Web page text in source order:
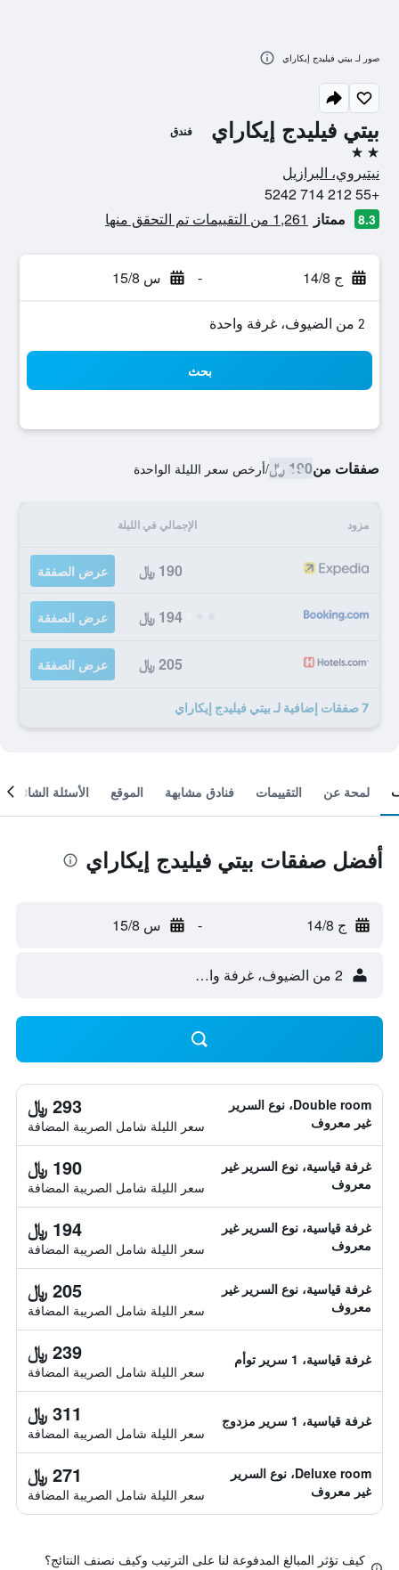
بيتي فيليدج إيكاراي فندق
2 نجمتين
نيتيروي، البرازيل
+55 212 714 5242
8.3 ممتاز 1,261 من التقييمات تم التحقق منها
ج 14/8 - س 15/8
2 من الضيوف، غرفة واحدة
بحث
صفقات من190 ﷼ /أرخص سعر الليلة الواحدة
مزود الإجمالي في الليلة
190 ﷼ عرض الصفقة
194 ﷼ عرض الصفقة
205 ﷼ عرض الصفقة
7 صفقات إضافية لـ بيتي فيليدج إيكاراي
صور لـ بيتي فيليدج إيكاراي
لمحة عن التقييمات فنادق مشابهة الموقع الأسئلة الشائعة
أفضل صفقات بيتي فيليدج إيكاراي
ج 14/8 - س 15/8
2 من الضيوف، غرفة واحدة
Double room، نوع السرير
غير معروف
293 ﷼
سعر الليلة شامل الصريبة المضافة
غرفة قياسية، نوع السرير غير
معروف
190 ﷼
سعر الليلة شامل الصريبة المضافة
غرفة قياسية، نوع السرير غير
معروف
194 ﷼
سعر الليلة شامل الصريبة المضافة
غرفة قياسية، نوع السرير غير
معروف
205 ﷼
سعر الليلة شامل الصريبة المضافة
غرفة قياسية، 1 سرير توأم 239 ﷼
سعر الليلة شامل الصريبة المضافة
غرفة قياسية، 1 سرير مزدوج 311 ﷼
سعر الليلة شامل الصريبة المضافة
Deluxe room، نوع السرير
غير معروف
271 ﷼
سعر الليلة شامل الصريبة المضافة
كيف تؤثر المبالغ المدفوعة لنا على الترتيب وكيف نصنف النتائج؟